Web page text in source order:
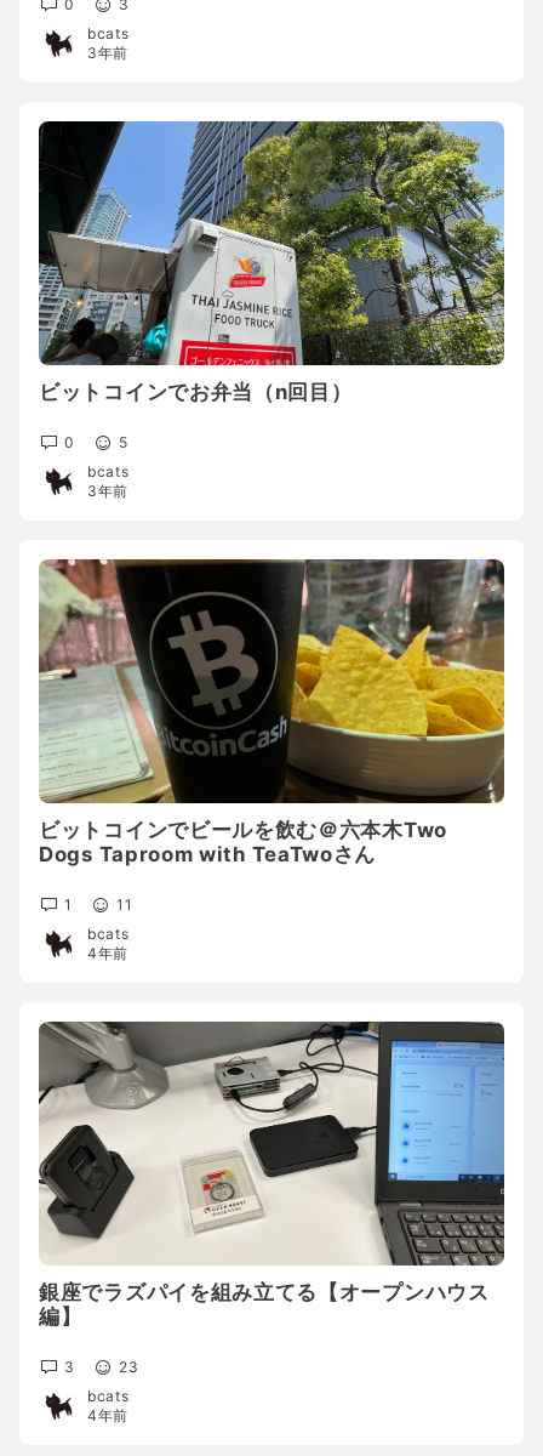
0
3
bcats
3年前
ビットコインでお弁当（n回目）
0
5
bcats
3年前
ビットコインでビールを飲む＠六本木Two
Dogs Taproom with TeaTwoさん
1
11
bcats
4年前
銀座でラズパイを組み立てる【オープンハウス
編】
3
23
bcats
4年前